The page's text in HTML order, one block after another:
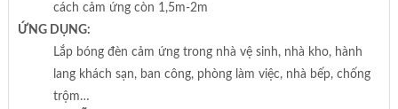
cách cảm ứng còn 1,5m-2m
ỨNG DỤNG:
Lắp bóng đèn cảm ứng trong nhà vệ sinh, nhà kho, hành
lang khách sạn, ban công, phòng làm việc, nhà bếp, chống
trộm…